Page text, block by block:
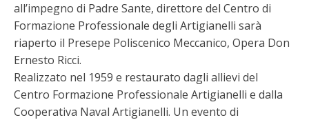
all’impegno di Padre Sante, direttore del Centro di
Formazione Professionale degli Artigianelli sarà
riaperto il Presepe Poliscenico Meccanico, Opera Don
Ernesto Ricci.
Realizzato nel 1959 e restaurato dagli allievi del
Centro Formazione Professionale Artigianelli e dalla
Cooperativa Naval Artigianelli. Un evento di